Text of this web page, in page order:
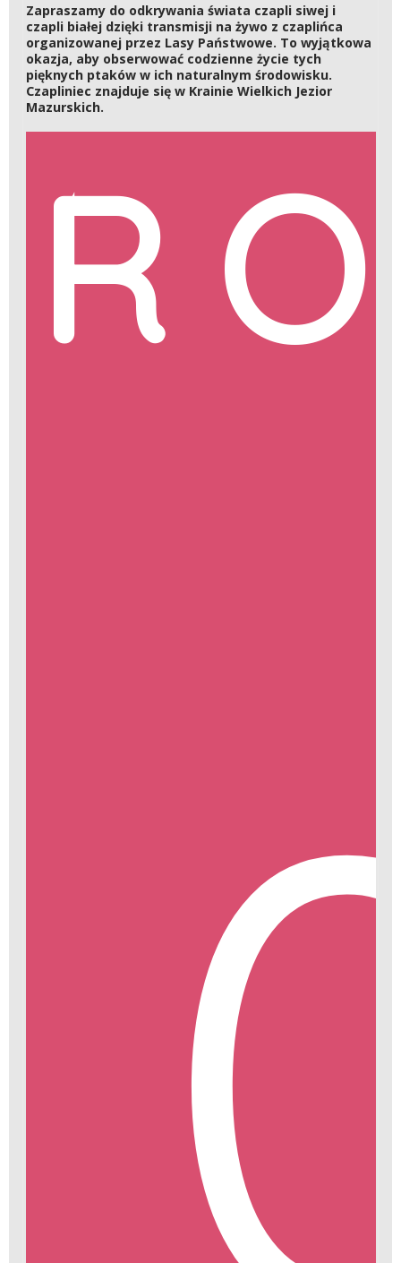
Zapraszamy do odkrywania świata czapli siwej i
czapli białej dzięki transmisji na żywo z czaplińca
organizowanej przez Lasy Państwowe. To wyjątkowa
okazja, aby obserwować codzienne życie tych
pięknych ptaków w ich naturalnym środowisku.
Czapliniec znajduje się w Krainie Wielkich Jezior
Mazurskich.